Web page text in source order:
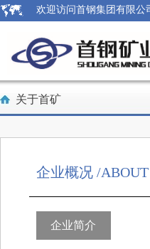
欢迎访问首钢集团有限公
关于首矿
企业概况 /ABOUT
企业简介